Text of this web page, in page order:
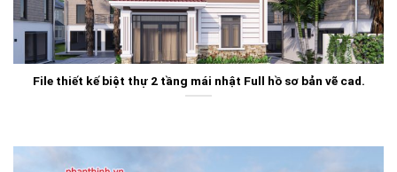
File thiết kế biệt thự 2 tầng mái nhật Full hồ sơ bản vẽ cad.